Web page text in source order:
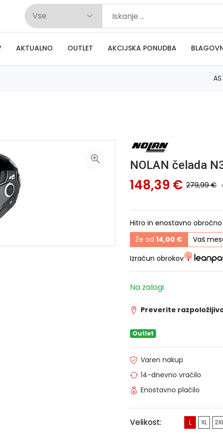
AKTUALNO OUTLET AKCIJSKA PONUDBA
NOLAN čelada
148,39 € 279,99 €
Hitro in enostavno
Že od 14,00 €
Vaš
Izračun obrokov
Na zalogi
Preverite
Outlet
Varen nakup
14-dnevno vračilo
Enostavno plačilo
Velikost: L XL